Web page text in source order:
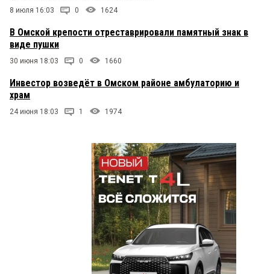
8 июля 16:03 0 1624
В Омской крепости отреставрировали памятный знак в
виде пушки
30 июня 18:03 0 1660
Инвестор возведёт в Омском районе амбулаторию и
храм
24 июня 18:03 1 1974